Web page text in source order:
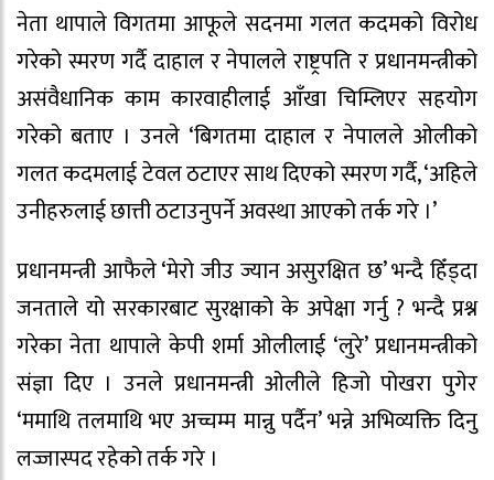
नेता थापाले विगतमा आफूले सदनमा गलत कदमको विरोध
गरेको स्मरण गर्दै दाहाल र नेपालले राष्ट्रपति र प्रधानमन्त्रीको
असंवैधानिक काम कारवाहीलाई आँखा चिम्लिएर सहयोग
गरेको बताए । उनले ‘बिगतमा दाहाल र नेपालले ओलीको
गलत कदमलाई टेवल ठटाएर साथ दिएको स्मरण गर्दै, ‘अहिले
उनीहरुलाई छात्ती ठटाउनुपर्ने अवस्था आएको तर्क गरे ।’
प्रधानमन्त्री आफैले ‘मेरो जीउ ज्यान असुरक्षित छ’ भन्दै हिँड्दा
जनताले यो सरकारबाट सुरक्षाको के अपेक्षा गर्नु ? भन्दै प्रश्न
गरेका नेता थापाले केपी शर्मा ओलीलाई ‘लुरे’ प्रधानमन्त्रीको
संज्ञा दिए । उनले प्रधानमन्त्री ओलीले हिजो पोखरा पुगेर
‘ममाथि तलमाथि भए अच्चम्म मान्नु पर्दैन’ भन्ने अभिव्यक्ति दिनु
लज्जास्पद रहेको तर्क गरे ।